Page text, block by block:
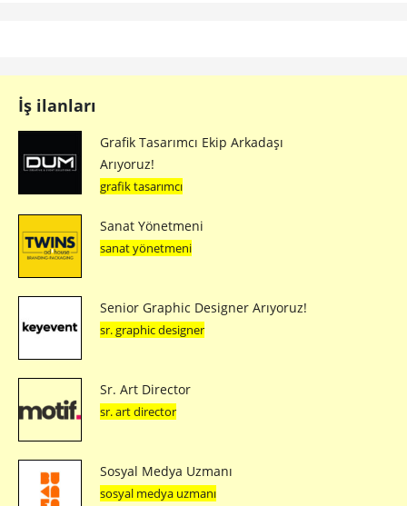
İş ilanları
Grafik Tasarımcı Ekip Arkadaşı
Arıyoruz!
grafik tasarımcı
Sanat Yönetmeni
sanat yönetmeni
Senior Graphic Designer Arıyoruz!
sr. graphic designer
Sr. Art Director
sr. art director
Sosyal Medya Uzmanı
sosyal medya uzmanı